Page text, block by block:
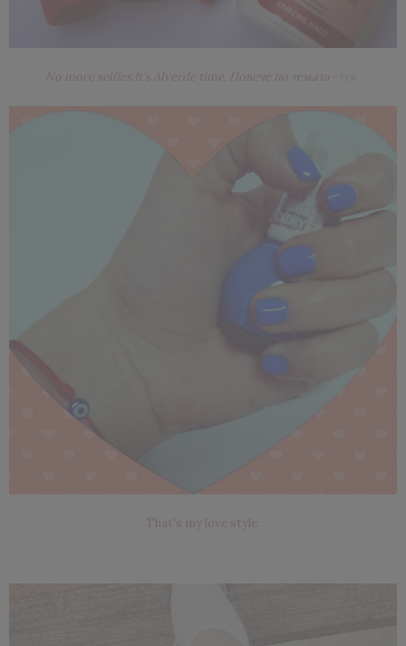
No more selfies.It's Alverde time. Повече по темата- .
That's my love style.